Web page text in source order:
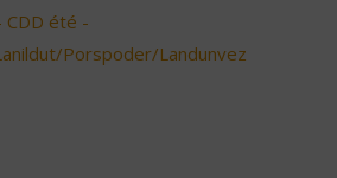
CDD été -
Porspoder/Landunvez